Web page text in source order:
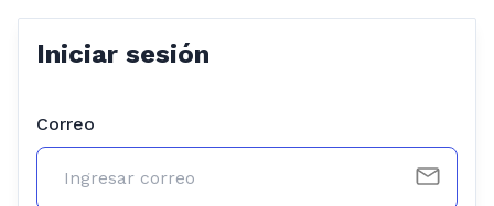
Iniciar sesión
Correo